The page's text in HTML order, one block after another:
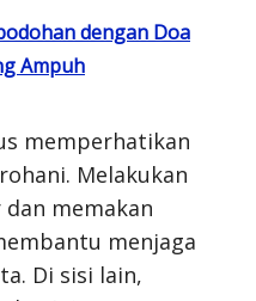
dengan Doa
Ampuh
memperhatikan
Melakukan
memakan
menjaga
Di sisi lain,